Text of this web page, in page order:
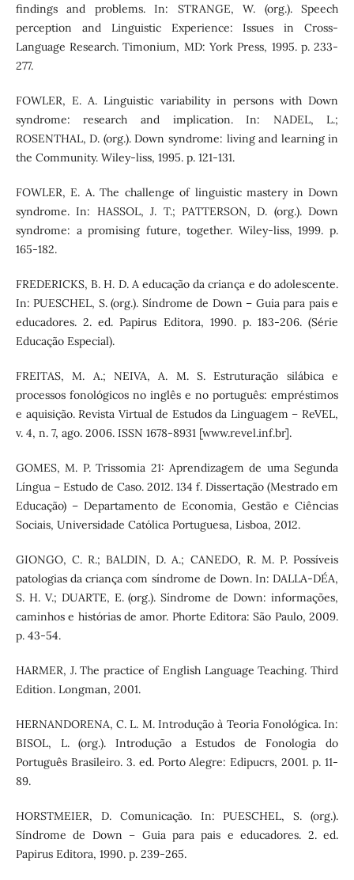
findings and problems. In: STRANGE, W. (org.). Speech
perception and Linguistic Experience: Issues in Cross-
Language Research. Timonium, MD: York Press, 1995. p. 233-
277.
FOWLER, E. A. Linguistic variability in persons with Down
syndrome: research and implication. In: NADEL, L.;
ROSENTHAL, D. (org.). Down syndrome: living and learning in
the Community. Wiley-liss, 1995. p. 121-131.
FOWLER, E. A. The challenge of linguistic mastery in Down
syndrome. In: HASSOL, J. T.; PATTERSON, D. (org.). Down
syndrome: a promising future, together. Wiley-liss, 1999. p.
165-182.
FREDERICKS, B. H. D. A educação da criança e do adolescente.
In: PUESCHEL, S. (org.). Síndrome de Down – Guia para pais e
educadores. 2. ed. Papirus Editora, 1990. p. 183-206. (Série
Educação Especial).
FREITAS, M. A.; NEIVA, A. M. S. Estruturação silábica e
processos fonológicos no inglês e no português: empréstimos
e aquisição. Revista Virtual de Estudos da Linguagem – ReVEL,
v. 4, n. 7, ago. 2006. ISSN 1678-8931 [www.revel.inf.br].
GOMES, M. P. Trissomia 21: Aprendizagem de uma Segunda
Língua – Estudo de Caso. 2012. 134 f. Dissertação (Mestrado em
Educação) – Departamento de Economia, Gestão e Ciências
Sociais, Universidade Católica Portuguesa, Lisboa, 2012.
GIONGO, C. R.; BALDIN, D. A.; CANEDO, R. M. P. Possíveis
patologias da criança com síndrome de Down. In: DALLA-DÉA,
S. H. V.; DUARTE, E. (org.). Síndrome de Down: informações,
caminhos e histórias de amor. Phorte Editora: São Paulo, 2009.
p. 43-54.
HARMER, J. The practice of English Language Teaching. Third
Edition. Longman, 2001.
HERNANDORENA, C. L. M. Introdução à Teoria Fonológica. In:
BISOL, L. (org.). Introdução a Estudos de Fonologia do
Português Brasileiro. 3. ed. Porto Alegre: Edipucrs, 2001. p. 11-
89.
HORSTMEIER, D. Comunicação. In: PUESCHEL, S. (org.).
Síndrome de Down – Guia para pais e educadores. 2. ed.
Papirus Editora, 1990. p. 239-265.